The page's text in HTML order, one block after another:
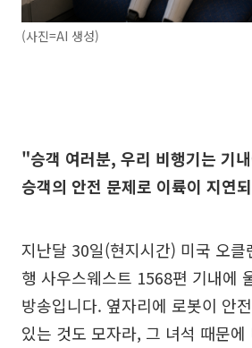
(사진=AI 생성)
"승객 여러분, 우리 비행기는 기
승객의 안전 문제로 이륙이 지연
지난달 30일(현지시간) 미국 오클
행 사우스웨스트 1568편 기내에
방송입니다. 옆자리에 로봇이 안
있는 것도 모자라, 그 녀석 때문에